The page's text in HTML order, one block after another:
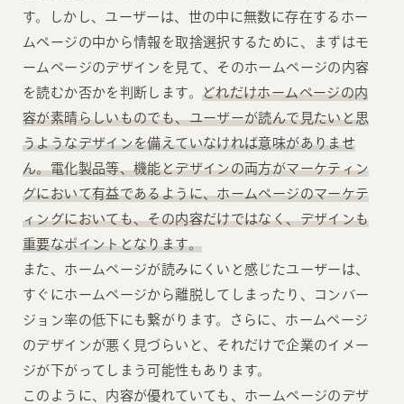
す。しかし、ユーザーは、世の中に無数に存在するホー
ムページの中から情報を取捨選択するために、まずはモ
ームページのデザインを見て、そのホームページの内容
を読むか否かを判断します。 どれだけホームページの内
容が素晴らしいものでも、ユーザーが読んで見たいと思
うようなデザインを備えていなければ意味がありませ
ん。電化製品等、機能とデザインの両方がマーケティン
グにおいて有益であるように、ホームページのマーケテ
ィングにおいても、その内容だけではなく、デザインも
重要なポイントとなります。
また、ホームページが読みにくいと感じたユーザーは、
すぐにホームページから離脱してしまったり、コンバー
ジョン率の低下にも繋がります。さらに、ホームページ
のデザインが悪く見づらいと、それだけで企業のイメー
ジが下がってしまう可能性もあります。
このように、内容が優れていても、ホームページのデザ